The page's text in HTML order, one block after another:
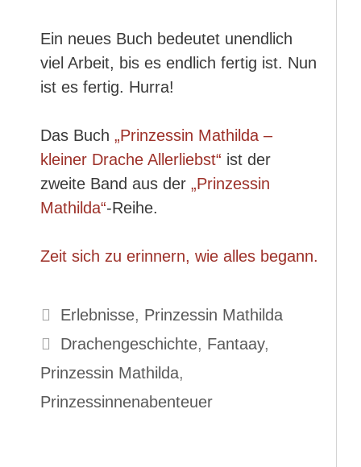
Ein neues Buch bedeutet unendlich
viel Arbeit, bis es endlich fertig ist. Nun
ist es fertig. Hurra!
Das Buch „Prinzessin Mathilda –
kleiner Drache Allerliebst“ ist der
zweite Band aus der „Prinzessin
Mathilda“-Reihe.
Zeit sich zu erinnern, wie alles begann.
Kategorien
Erlebnisse, Prinzessin Mathilda
Schlagwörter
Drachengeschichte, Fantaay,
Prinzessin Mathilda,
Prinzessinnenabenteuer